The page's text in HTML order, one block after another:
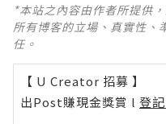
*本站之內容由作者所提供
所有博客的立場、真實性、
任。
【 U Creator 招募 】
出Post賺現金獎賞 l 登